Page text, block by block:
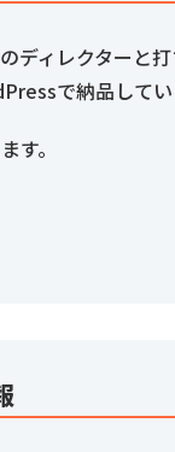
ディレクターと
で納品してい
す。